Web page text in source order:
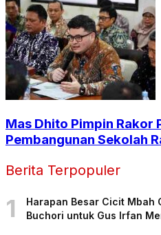
Mas Dhito Pimpin Rakor
Pembangunan Sekolah
Berita Terpopuler
1
Harapan Besar Cicit Mbah
Buchori untuk Gus Irfan